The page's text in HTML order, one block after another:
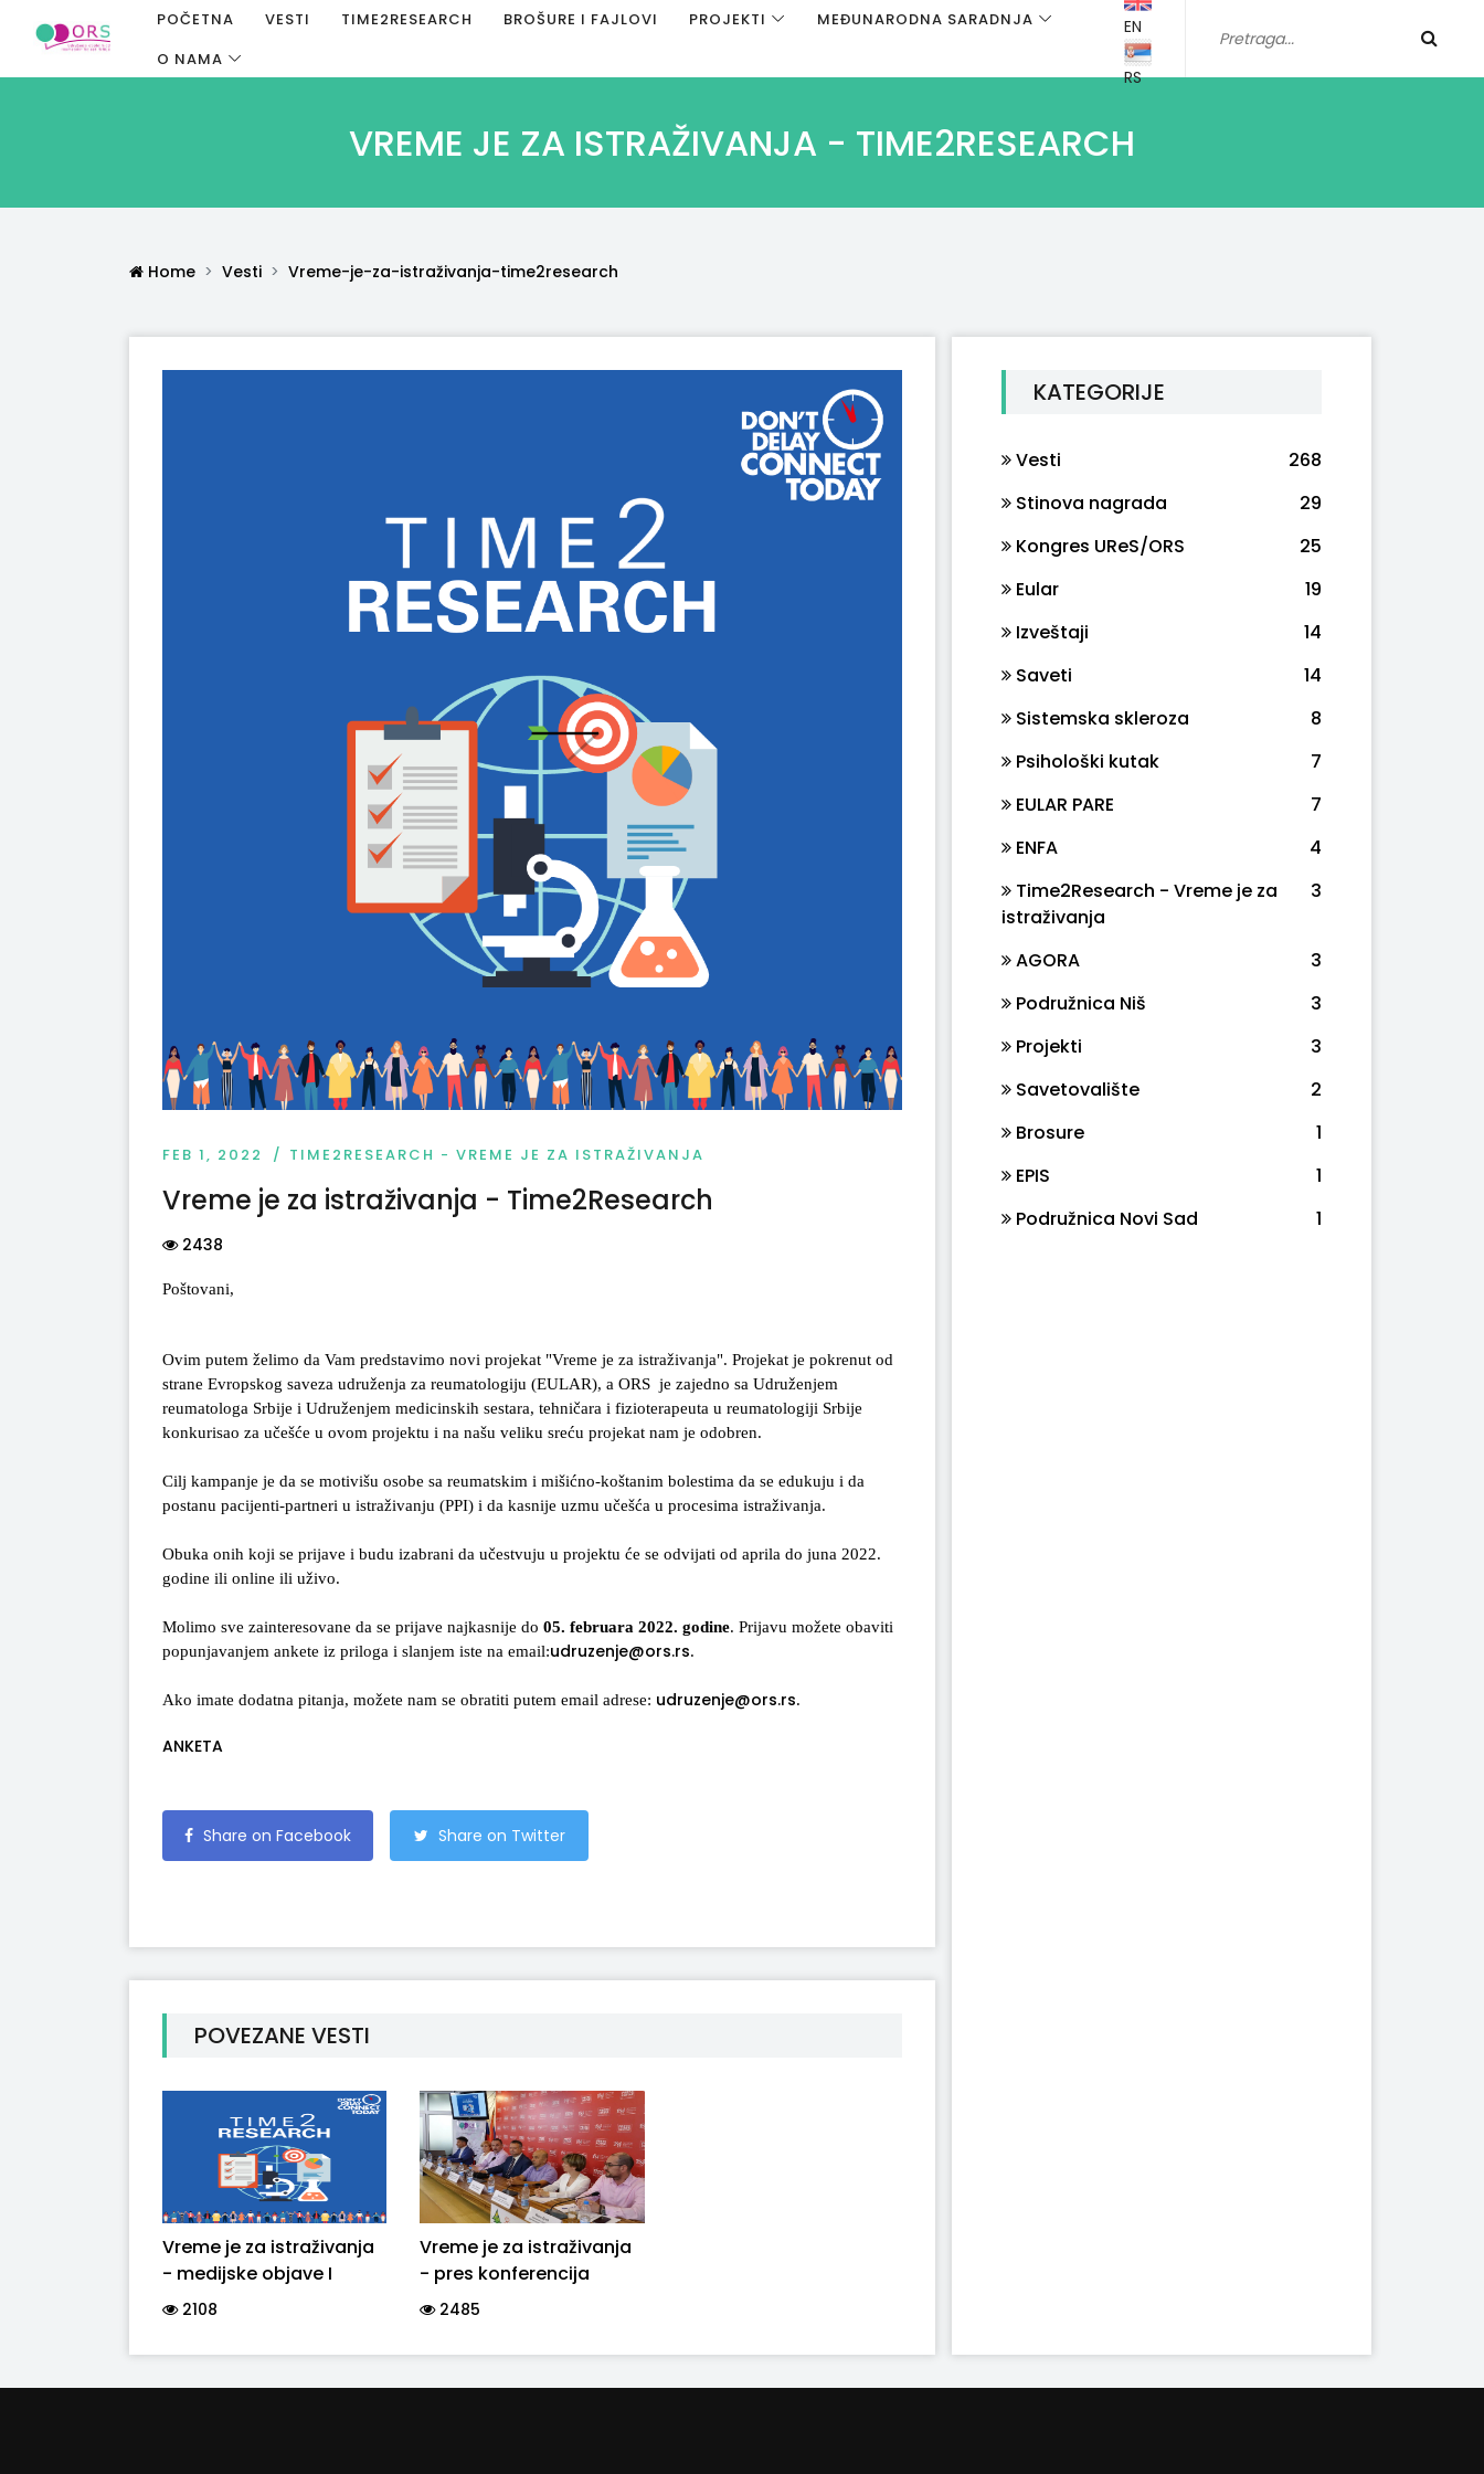
POČETNA VESTI TIME2RESEARCH BROŠURE I FAJLOVI PROJEKTI
MEĐUNARODNA SARADNJA
O NAMA
EN
RS
VREME JE ZA ISTRAŽIVANJA - TIME2RESEARCH
Home Vesti Vreme-je-za-istraživanja-time2research
FEB 1, 2022 TIME2RESEARCH - VREME JE ZA ISTRAŽIVANJA
Vreme je za istraživanja - Time2Research
2438
Poštovani,
Ovim putem želimo da Vam predstavimo novi projekat "Vreme je za istraživanja". Projekat je pokrenut od
strane Evropskog saveza udruženja za reumatologiju (EULAR), a ORS je zajedno sa Udruženjem
reumatologa Srbije i Udruženjem medicinskih sestara, tehničara i fizioterapeuta u reumatologiji Srbije
konkurisao za učešće u ovom projektu i na našu veliku sreću projekat nam je odobren.
Cilj kampanje je da se motivišu osobe sa reumatskim i mišićno-koštanim bolestima da se edukuju i da
postanu pacijenti-partneri u istraživanju (PPI) i da kasnije uzmu učešća u procesima istraživanja.
Obuka onih koji se prijave i budu izabrani da učestvuju u projektu će se odvijati od aprila do juna 2022.
godine ili online ili uživo.
Molimo sve zainteresovane da se prijave najkasnije do 05. februara 2022. godine. Prijavu možete obaviti
popunjavanjem ankete iz priloga i slanjem iste na email:udruzenje@ors.rs.
Ako imate dodatna pitanja, možete nam se obratiti putem email adrese: udruzenje@ors.rs.
ANKETA
Share on Facebook Share on Twitter
POVEZANE VESTI
Vreme je za istraživanja
- medijske objave I
2108
Vreme je za istraživanja
- pres konferencija
2485
KATEGORIJE
Vesti
268
Stinova nagrada
29
Kongres UReS/ORS
25
Eular
19
Izveštaji
14
Saveti
14
Sistemska skleroza
8
Psihološki kutak
7
EULAR PARE
7
ENFA
4
Time2Research - Vreme je za
istraživanja
3
AGORA
3
Podružnica Niš
3
Projekti
3
Savetovalište
2
Brosure
1
EPIS
1
Podružnica Novi Sad
1